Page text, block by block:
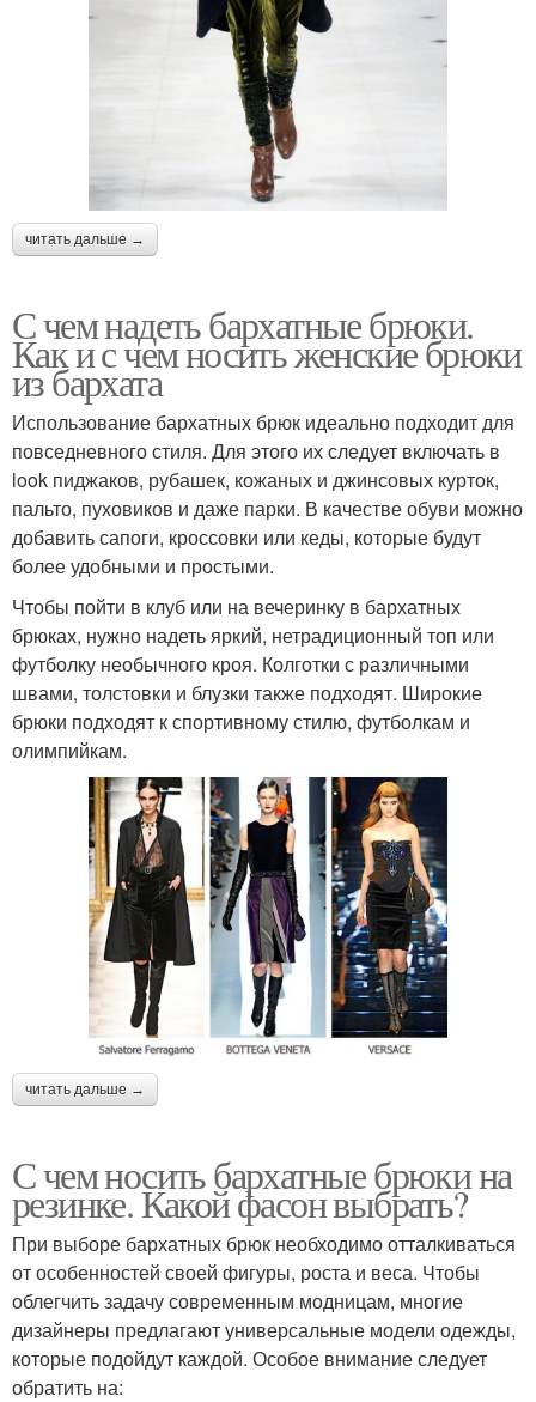
читать дальше →
С чем надеть бархатные брюки.
Как и с чем носить женские брюки
из бархата
Использование бархатных брюк идеально подходит для
повседневного стиля. Для этого их следует включать в
look пиджаков, рубашек, кожаных и джинсовых курток,
пальто, пуховиков и даже парки. В качестве обуви можно
добавить сапоги, кроссовки или кеды, которые будут
более удобными и простыми.
Чтобы пойти в клуб или на вечеринку в бархатных
брюках, нужно надеть яркий, нетрадиционный топ или
футболку необычного кроя. Колготки с различными
швами, толстовки и блузки также подходят. Широкие
брюки подходят к спортивному стилю, футболкам и
олимпийкам.
читать дальше →
С чем носить бархатные брюки на
резинке. Какой фасон выбрать?
При выборе бархатных брюк необходимо отталкиваться
от особенностей своей фигуры, роста и веса. Чтобы
облегчить задачу современным модницам, многие
дизайнеры предлагают универсальные модели одежды,
которые подойдут каждой. Особое внимание следует
обратить на: